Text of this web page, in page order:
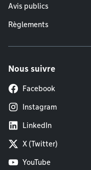
Avis publics
Règlements
Nous suivre
Facebook
Instagram
LinkedIn
X (Twitter)
YouTube